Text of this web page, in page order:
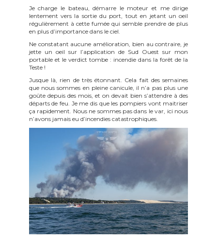
Je charge le bateau, démarre le moteur et me dirige
lentement vers la sortie du port, tout en jetant un oeil
régulièrement à cette fumée qui semble prendre de plus
en plus d’importance dans le ciel.
Ne constatant aucune amélioration, bien au contraire, je
jette un oeil sur l’application de Sud Ouest sur mon
portable et le verdict tombe : incendie dans la forêt de la
Teste !
Jusque là, rien de très étonnant. Cela fait des semaines
que nous sommes en pleine canicule, il n’a pas plus une
goûte depuis des mois, et on devait bien s’attendre à des
départs de feu. Je me dis que les pompiers vont maitriser
ça rapidement. Nous ne sommes pas dans le var, ici nous
n’avons jamais eu d’incendies catastrophiques.